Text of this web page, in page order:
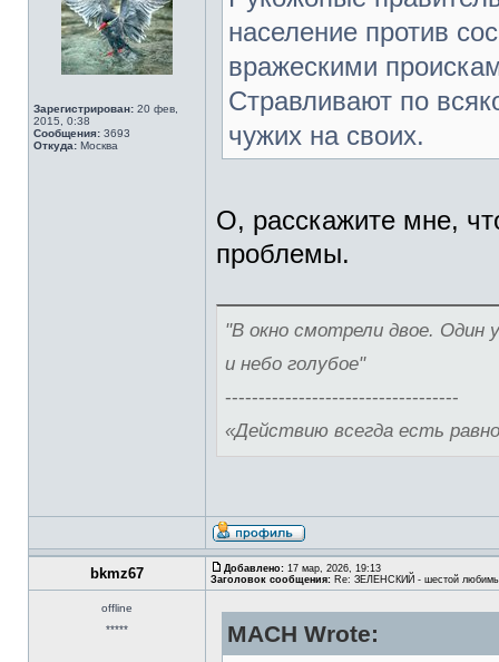
Зарегистрирован: 20 фев,
2015, 0:38
Сообщения: 3693
Откуда: Москва
население против
вражескими
Стравливают по
чужих на своих.
О, расскажите мне,
проблемы.
"В окно смотрели двое. Один
и небо голубое"
-----------------------------------
«Действию всегда есть
bkmz67 Добавлено: 17 мар, 2026, 19:13
Заголовок сообщения: Re: ЗЕЛЕНСКИЙ - шестой
offline
*****
MACH Wrote: